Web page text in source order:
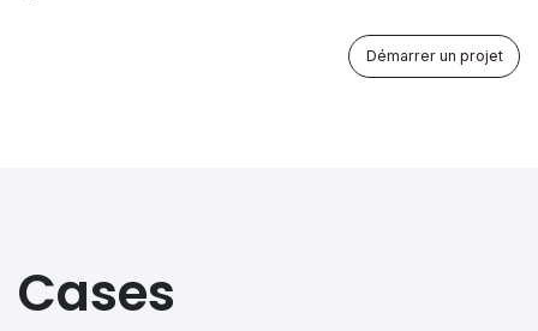
Démarrer un projet
Cases